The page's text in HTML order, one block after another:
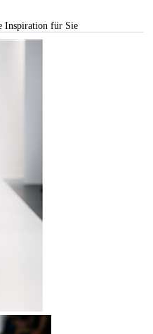
Inspiration für Sie